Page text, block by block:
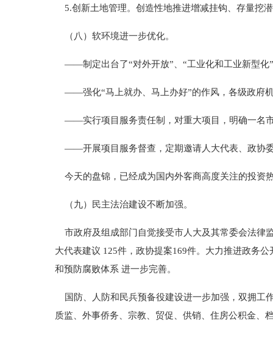
5.创新土地管理。创造性地推进增减挂钩、存量挖
（八）软环境进一步优化。
——制定出台了“对外开放”、“工业化和工业新型化
——强化“马上就办、马上办好”的作风，各级政府
——实行项目服务责任制，对重大项目，明确一名
——开展项目服务督查，定期邀请人大代表、政协
今天的盘锦，已经成为国内外客商高度关注的投资
（九）民主法治建设不断加强。
市政府及组成部门自觉接受市人大及其常委会法律
大代表建议 125件，政协提案169件。大力推进政务
和预防腐败体系 进一步完善。
国防、人防和民兵预备役建设进一步加强，双拥工
质监、外事侨务、宗教、贸促、供销、住房公积金、